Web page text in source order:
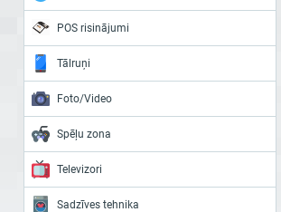
POS risinājumi
Tālruņi
Foto/Video
Spēļu zona
Televizori
Sadzīves tehnika